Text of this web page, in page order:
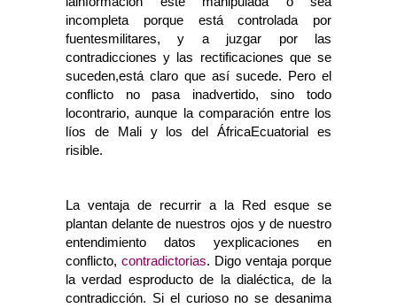
incompleta porque está controlada por
fuentesmilitares, y a juzgar por las
contradicciones y las rectificaciones que se
suceden,está claro que así sucede. Pero el
conflicto no pasa inadvertido, sino todo
locontrario, aunque la comparación entre los
líos de Mali y los del ÁfricaEcuatorial es
risible.
La ventaja de recurrir a la Red esque se
plantan delante de nuestros ojos y de nuestro
entendimiento datos yexplicaciones en
conflicto, contradictorias. Digo ventaja porque
la verdad esproducto de la dialéctica, de la
contradicción. Si el curioso no se desanima